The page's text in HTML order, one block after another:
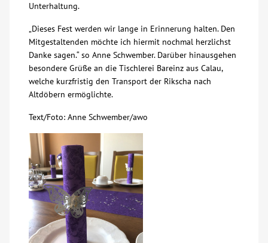
AWO BB Süd
Unterhaltung.
„Dieses Fest werden wir lange in Erinnerung halten. Den
Mitgestaltenden möchte ich hiermit nochmal herzlichst
Danke sagen.“ so Anne Schwember. Darüber hinausgehen
besondere Grüße an die Tischlerei Bareinz aus Calau,
welche kurzfristig den Transport der Rikscha nach
Altdöbern ermöglichte.
Text/Foto: Anne Schwember/awo